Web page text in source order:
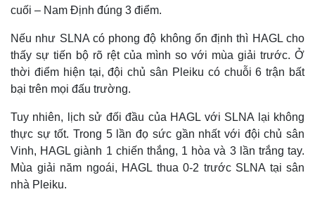
cuối – Nam Định đúng 3 điểm.
Nếu như SLNA có phong độ không ổn định thì HAGL cho
thấy sự tiến bộ rõ rệt của mình so với mùa giải trước. Ở
thời điểm hiện tại, đội chủ sân Pleiku có chuỗi 6 trận bất
bại trên mọi đấu trường.
Tuy nhiên, lịch sử đối đầu của HAGL với SLNA lại không
thực sự tốt. Trong 5 lần đọ sức gần nhất với đội chủ sân
Vinh, HAGL giành 1 chiến thắng, 1 hòa và 3 lần trắng tay.
Mùa giải năm ngoái, HAGL thua 0-2 trước SLNA tại sân
nhà Pleiku.